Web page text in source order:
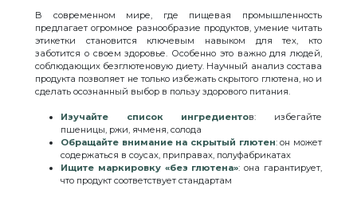
В современном мире, где пищевая промышленность
предлагает огромное разнообразие продуктов, умение читать
этикетки становится ключевым навыком для тех, кто
заботится о своем здоровье. Особенно это важно для людей,
соблюдающих безглютеновую диету. Научный анализ состава
продукта позволяет не только избежать скрытого глютена, но и
сделать осознанный выбор в пользу здорового питания.
Изучайте список ингредиентов: избегайте
пшеницы, ржи, ячменя, солода
Обращайте внимание на скрытый глютен: он может
содержаться в соусах, приправах, полуфабрикатах
Ищите маркировку «без глютена»: она гарантирует,
что продукт соответствует стандартам